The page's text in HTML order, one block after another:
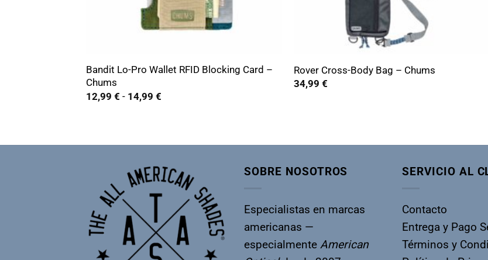
Bandit Lo-Pro Wallet RFID Blocking Card –
Chums
12,99 € - 14,99 €Rango
hasta
Rover Cross-Body Bag – Chums
34,99 €
SOBRE NOSOTROS
Especialistas en marcas
americanas —
especialmente American
SERVICIO AL
Contacto
Entrega y Pago
Términos y